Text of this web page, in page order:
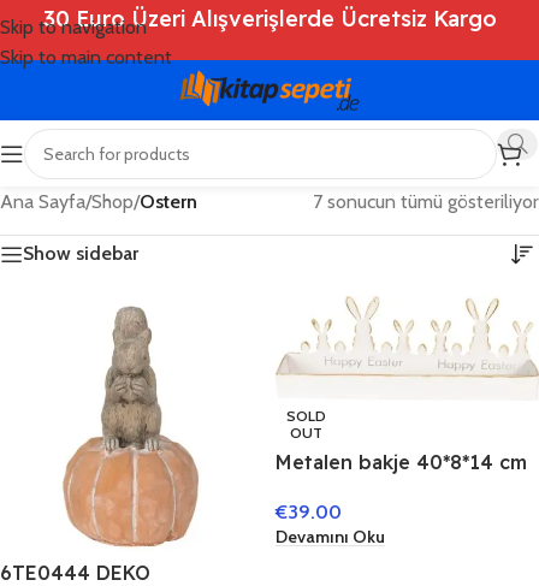
Skip to navigation
Skip to main content
30 Euro Üzeri Alışverişlerde Ücretsiz Kargo
Ana Sayfa/Shop/Ostern 7 sonucun tümü gösteriliyor
Show sidebar
6TE0444 DEKO
SOLD
OUT
Metalen bakje 40*8*14 cm
€39.00
Devamını Oku